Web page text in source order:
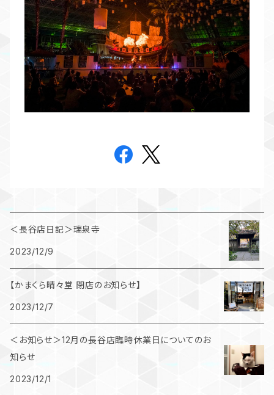
＜長谷店日記＞瑞泉寺
2023/12/9
【かまくら晴々堂 閉店のお知らせ】
2023/12/7
＜お知らせ＞12月の長谷店臨時休業日についてのお
知らせ
2023/12/1